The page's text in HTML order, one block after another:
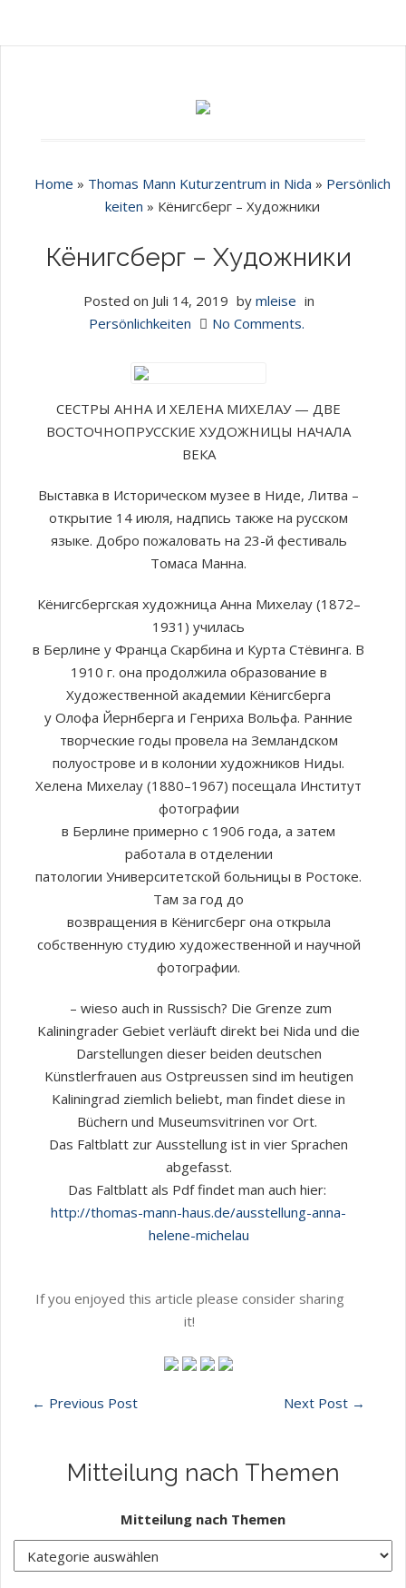
Home » Thomas Mann Kuturzentrum in Nida » Persönlich
keiten » Кёнигсберг – Художники
Кёнигсберг – Художники
Posted on Juli 14, 2019 by mleise in
Persönlichkeiten
No Comments.
СЕСТРЫ АННА И ХЕЛЕНА МИХЕЛАУ — ДВЕ
ВОСТОЧНОПРУССКИЕ ХУДОЖНИЦЫ НАЧАЛА
ВЕКА
Выставка в Историческом музее в Ниде, Литва –
открытие 14 июля, надпись также на русском
языке. Добро пожаловать на 23-й фестиваль
Томаса Манна.
Кёнигсбергская художница Анна Михелау (1872–
1931) училась
в Берлине у Франца Скарбина и Курта Стёвинга. В
1910 г. она продолжила образование в
Художественной академии Кёнигсберга
у Олофа Йернберга и Генриха Вольфа. Ранние
творческие годы провела на Земландском
полуострове и в колонии художников Ниды.
Хелена Михелау (1880–1967) посещала Институт
фотографии
в Берлине примерно с 1906 года, а затем
работала в отделении
патологии Университетской больницы в Ростоке.
Там за год до
возвращения в Кёнигсберг она открыла
собственную студию художественной и научной
фотографии.
– wieso auch in Russisch? Die Grenze zum
Kaliningrader Gebiet verläuft direkt bei Nida und die
Darstellungen dieser beiden deutschen
Künstlerfrauen aus Ostpreussen sind im heutigen
Kaliningrad ziemlich beliebt, man findet diese in
Büchern und Museumsvitrinen vor Ort.
Das Faltblatt zur Ausstellung ist in vier Sprachen
abgefasst.
Das Faltblatt als Pdf findet man auch hier:
http://thomas-mann-haus.de/ausstellung-anna-
helene-michelau
If you enjoyed this article please consider sharing
it!
← Previous Post Next Post →
Mitteilung nach Themen
Mitteilung nach Themen